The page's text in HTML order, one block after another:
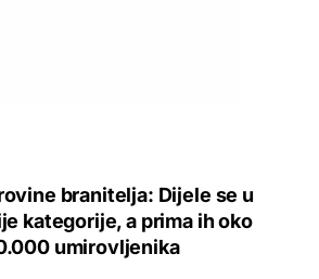
branitelja: Dijele se u
kategorije, a prima ih oko
umirovljenika